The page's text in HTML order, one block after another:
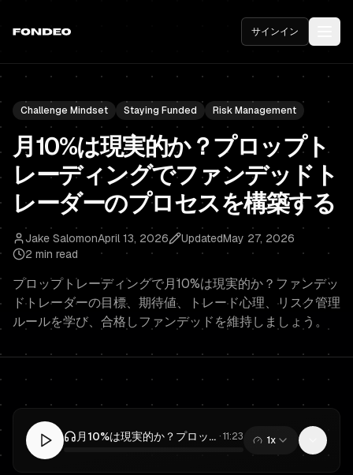
サインイン
Challenge Mindset Staying Funded Risk Management
月10%は現実的か？プロップト
レーディングでファンデッドト
レーダーのプロセスを構築する
Jake SalomonApril 13, 2026 UpdatedMay 27, 2026
2 min read
プロップトレーディングで月10%は現実的か？ファンデッ
ドトレーダーの目標、期待値、トレード心理、リスク管理
ルールを学び、合格しファンデッドを維持しましょう。
月10%は現実的か？プロップトレーディングでファンデッドトレーダーのプロセスを構築する ·11:23 1x